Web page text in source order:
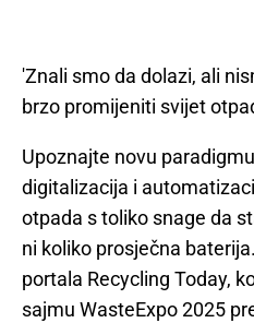
'Znali smo da dolazi, ali
brzo promijeniti svijet
Upoznajte novu
digitalizacija i
otpada s toliko snage da
ni koliko prosječna
portala Recycling Today,
sajmu WasteExpo 2025